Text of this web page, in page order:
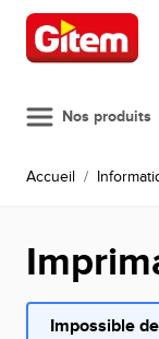
Allez au contenu
Nos produits
Accueil /
Impossible